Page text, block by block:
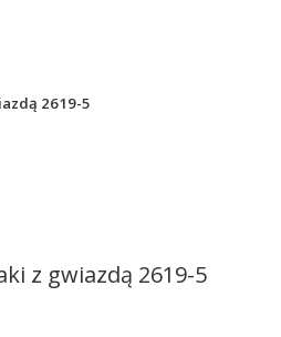
2619-5
z gwiazdą 2619-5